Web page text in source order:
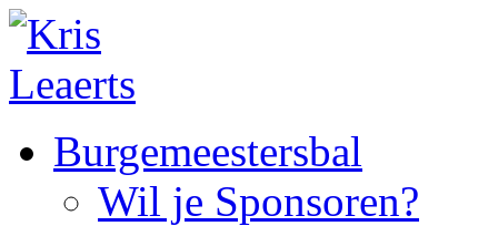
Burgemeestersbal
Wil je Sponsoren?